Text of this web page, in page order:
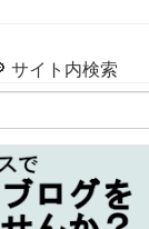
サイト内検索